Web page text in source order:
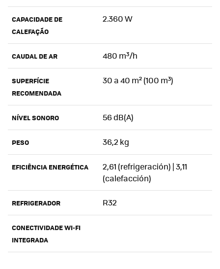
CAPACIDADE DE
CALEFAÇÃO
2.360 W
CAUDAL DE AR 480 m³/h
SUPERFÍCIE
RECOMENDADA
30 a 40 m² (100 m³)
NÍVEL SONORO 56 dB(A)
PESO 36,2 kg
EFICIÊNCIA ENERGÉTICA
2,61 (refrigeración) | 3,11
(calefacción)
REFRIGERADOR R32
CONECTIVIDADE WI-FI
INTEGRADA